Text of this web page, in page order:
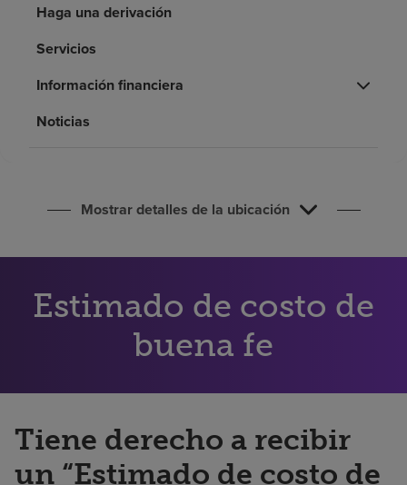
Acerca de nosotros
Haga una derivación
Servicios
Información financiera
Noticias
Mostrar detalles de la ubicación
Estimado de costo de
buena fe
Tiene derecho a recibir
un “Estimado de costo de